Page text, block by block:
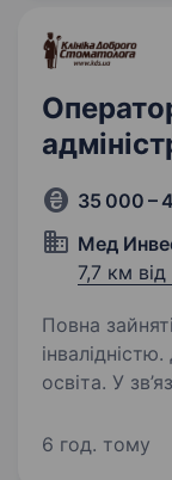
35 000 –
Мед
7,7 км
Повна
освіта. У зв’язку з розширенням Клініка
команди
6 год. тому